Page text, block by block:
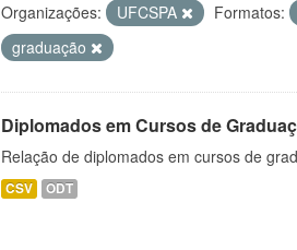
Organizações: UFCSPA Formatos:
graduação
Diplomados em Cursos de
Relação de diplomados em cursos de
CSV ODT